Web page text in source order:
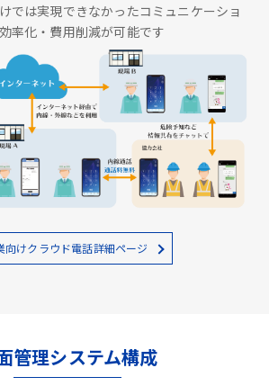
では実現できなかったコミュニケーショ
率化・費用削減が可能です
向けクラウド電話詳細ページ
管理システム構成